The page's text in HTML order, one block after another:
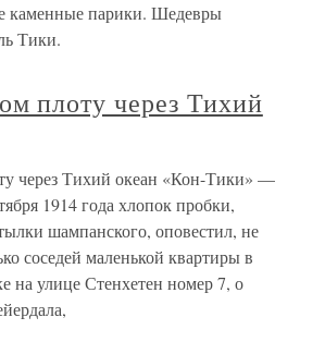
каменные парики. Шедевры
Тики.
плоту через Тихий
через Тихий океан «Кон-Тики» —
1914 года хлопок пробки,
шампанского, оповестил, не
соседей маленькой квартиры в
на улице Стенхетен номер 7, о